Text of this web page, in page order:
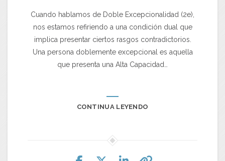
Cuando hablamos de Doble Excepcionalidad (2e),
nos estamos refiriendo a una condición dual que
implica presentar ciertos rasgos contradictorios.
Una persona doblemente excepcional es aquella
que presenta una Alta Capacidad…
CONTINUA LEYENDO